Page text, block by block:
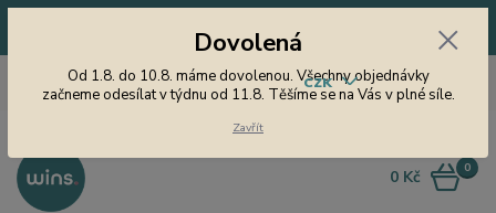
začneme odesílat v týdnu od 11.8. Těšíme se na Vás v plné síle.
CZK
605 747 185
Jsme tu pro Vás od 9 do 15
hodin
0
0 Kč
Dovolená
Od 1.8. do 10.8. máme dovolenou. Všechny objednávky
začneme odesílat v týdnu od 11.8. Těšíme se na Vás v plné síle.
Zavřít